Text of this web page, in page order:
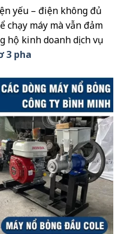
yếu – điện không đủ
chạy máy mà vẫn đảm
hộ kinh doanh dịch vụ
3 pha